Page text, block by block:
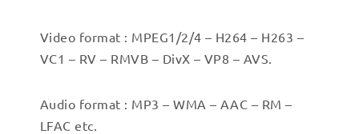
Video format : MPEG1/2/4 – H264 – H263 –
VC1 – RV – RMVB – DivX – VP8 – AVS.
Audio format : MP3 – WMA – AAC – RM –
LFAC etc.